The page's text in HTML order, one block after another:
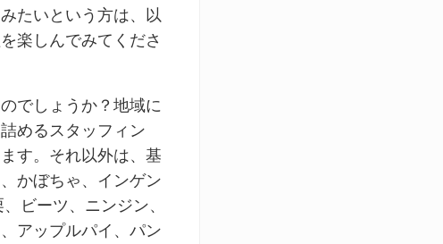
たいという方は、以
楽しんでみてくださ
でしょうか？地域に
めるスタッフィン
す。それ以外は、基
かぼちゃ、インゲン
ビーツ、ニンジン、
アップルパイ、パン